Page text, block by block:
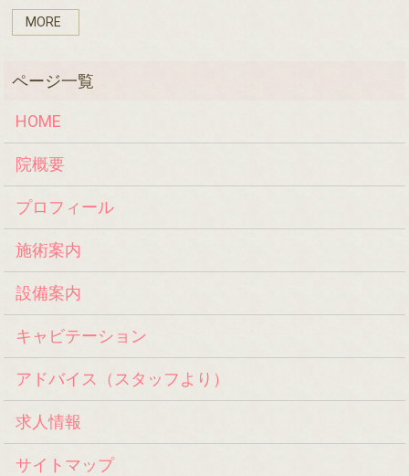
MORE
HOME
院概要
プロフィール
施術案内
設備案内
キャビテーション
アドバイス（スタッフより）
求人情報
サイトマップ